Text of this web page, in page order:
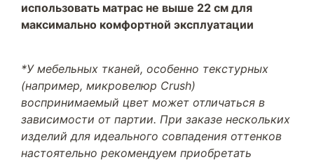
использовать матрас не выше 22 см для
максимально комфортной эксплуатации
*У мебельных тканей, особенно текстурных
(например, микровелюр Crush)
воспринимаемый цвет может отличаться в
зависимости от партии. При заказе нескольких
изделий для идеального совпадения оттенков
настоятельно рекомендуем приобретать